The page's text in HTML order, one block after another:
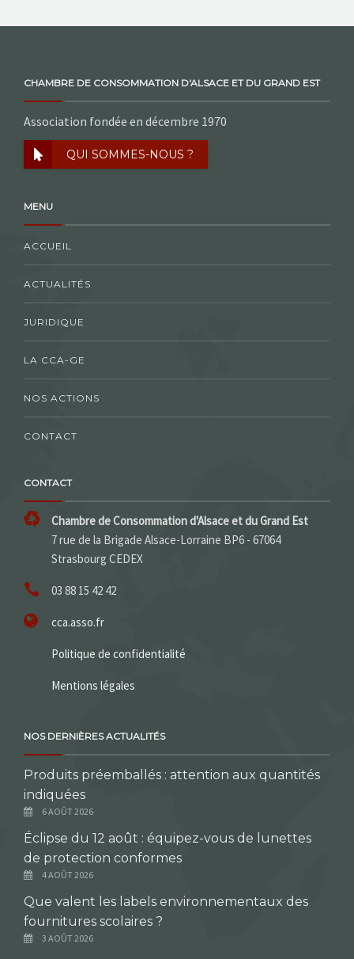
CHAMBRE DE CONSOMMATION D'ALSACE ET DU GRAND EST
Association fondée en décembre 1970
QUI SOMMES-NOUS ?
MENU
ACCUEIL
ACTUALITÉS
JURIDIQUE
LA CCA-GE
NOS ACTIONS
CONTACT
CONTACT
Chambre de Consommation d'Alsace et du Grand Est
7 rue de la Brigade Alsace-Lorraine BP6 - 67064
Strasbourg CEDEX
03 88 15 42 42
cca.asso.fr
Politique de confidentialité
Mentions légales
NOS DERNIÈRES ACTUALITÉS
Produits préemballés : attention aux quantités
indiquées
6 AOÛT 2026
Éclipse du 12 août : équipez-vous de lunettes
de protection conformes
4 AOÛT 2026
Que valent les labels environnementaux des
fournitures scolaires ?
3 AOÛT 2026